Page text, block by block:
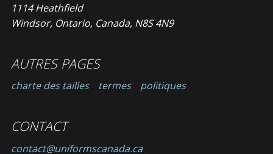
1114 Heathfield
Windsor, Ontario, Canada, N8S 4N9
AUTRES PAGES
charte des tailles termes politiques
CONTACT
contact@uniformscanada.ca